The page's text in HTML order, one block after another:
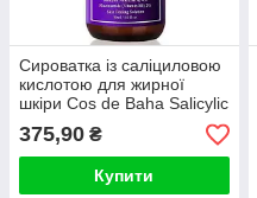
Сироватка із саліциловою
кислотою для жирної
шкіри Cos de Baha Salicylic
Acid 4% Serum, 30ml
375,90 ₴
Купити